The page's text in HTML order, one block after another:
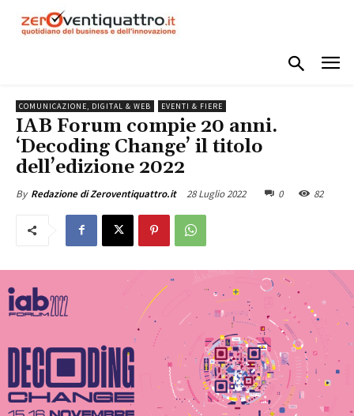
COMUNICAZIONE, DIGITAL & WEB EVENTI & FIERE
IAB Forum compie 20 anni.
‘Decoding Change’ il titolo
dell’edizione 2022
By Redazione di Zeroventiquattro.it 28 Luglio 2022 0 82